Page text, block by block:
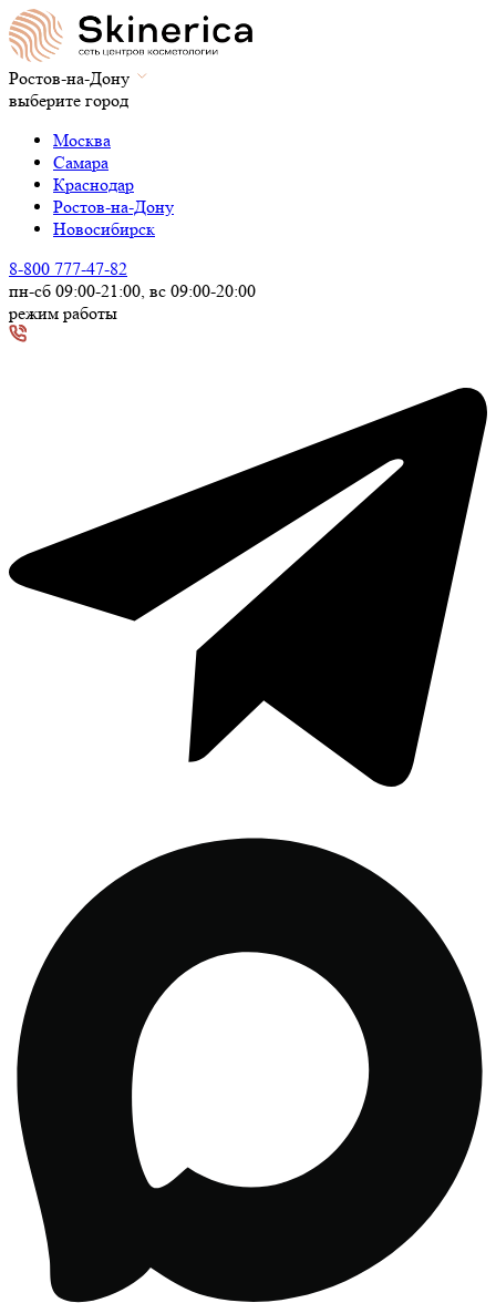
Ростов-на-Дону
выберите город
Москва
Самара
Краснодар
Ростов-на-Дону
Новосибирск
8-800 777-47-82
пн-сб 09:00-21:00, вс 09:00-20:00
режим работы